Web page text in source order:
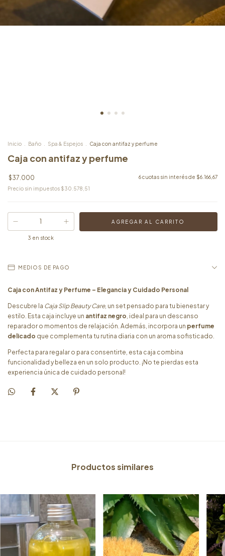
Inicio Baño Spa & Espejos Caja con antifaz y perfume
Caja con antifaz y perfume
$37.000 6cuotas sin interés de $6.166,67
Precio sin impuestos $30.578,51
3 en stock
MEDIOS DE PAGO
Caja con Antifaz y Perfume – Elegancia y Cuidado Personal
Descubre la Caja Slip Beauty Care, un set pensado para tu bienestar y
estilo. Esta caja incluye un antifaz negro, ideal para un descanso
reparador o momentos de relajación. Además, incorpora un perfume
delicado que complementa tu rutina diaria con un aroma sofisticado.
Perfecta para regalar o para consentirte, esta caja combina
funcionalidad y belleza en un solo producto. ¡No te pierdas esta
experiencia única de cuidado personal!
Productos similares